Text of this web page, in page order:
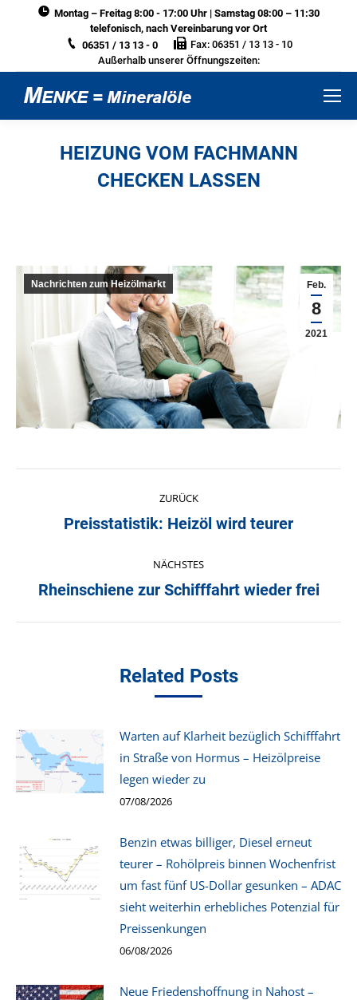
Montag – Freitag 8:00 - 17:00 Uhr | Samstag 08:00 – 11:30
telefonisch, nach Vereinbarung vor Ort
06351 / 13 13 - 0
Fax: 06351 / 13 13 - 10
Außerhalb unserer Öffnungszeiten:
HEIZUNG VOM FACHMANN
CHECKEN LASSEN
Feb.
8
2021
Nachrichten zum Heizölmarkt
Kommentarnavigation
ZURÜCK
Vorheriger
Preisstatistik: Heizöl wird teurer
NÄCHSTES
Nächster
Rheinschiene zur Schifffahrt wieder frei
Related Posts
Warten auf Klarheit bezüglich Schifffahrt
in Straße von Hormus – Heizölpreise
legen wieder zu
07/08/2026
Benzin etwas billiger, Diesel erneut
teurer – Rohölpreis binnen Wochenfrist
um fast fünf US-Dollar gesunken – ADAC
sieht weiterhin erhebliches Potenzial für
Preissenkungen
06/08/2026
Neue Friedenshoffnung in Nahost –